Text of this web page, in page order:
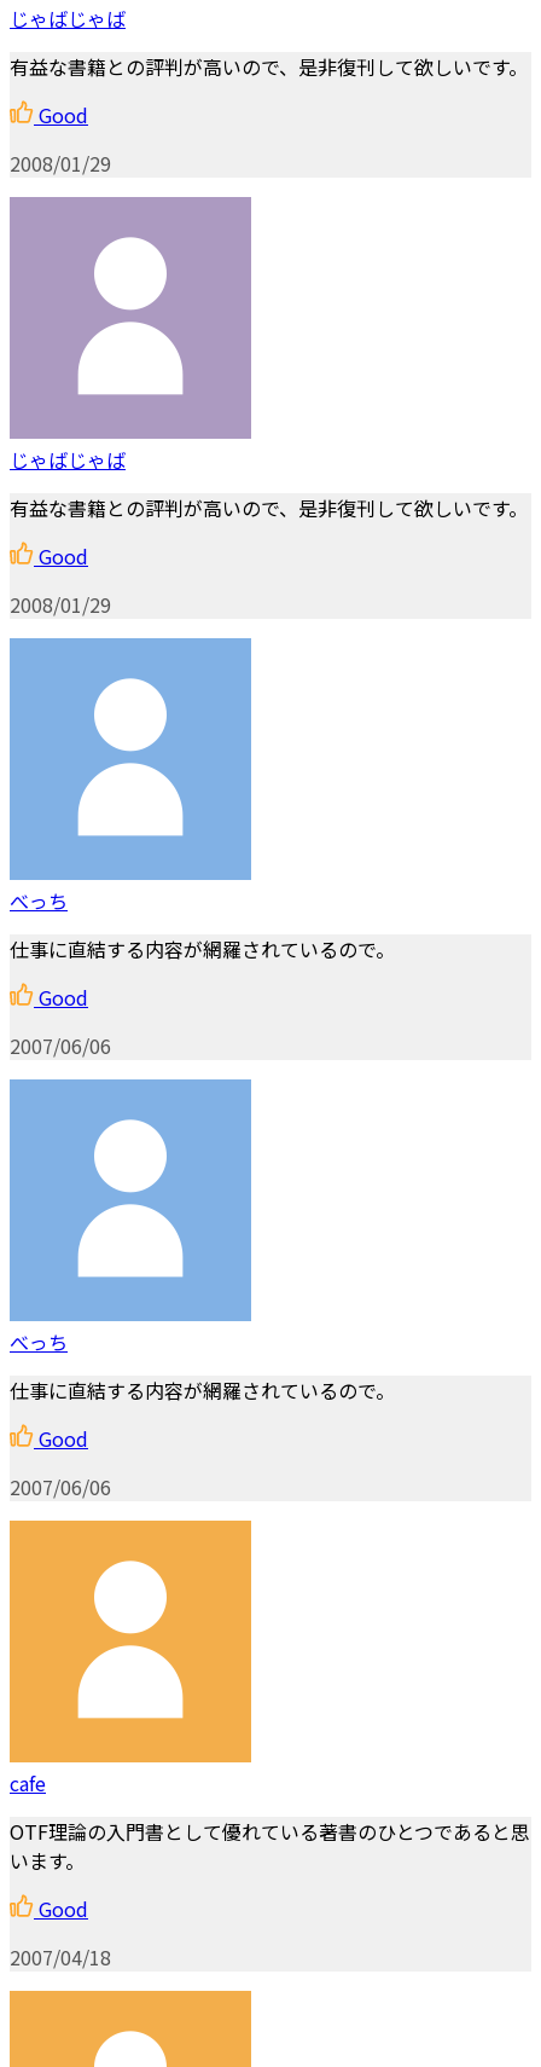
じゃばじゃば
有益な書籍との評判が高いので、是非復刊して欲しいです。
Good
2008/01/29
じゃばじゃば
有益な書籍との評判が高いので、是非復刊して欲しいです。
Good
2008/01/29
べっち
仕事に直結する内容が網羅されているので。
Good
2007/06/06
べっち
仕事に直結する内容が網羅されているので。
Good
2007/06/06
cafe
OTF理論の入門書として優れている著書のひとつであると思
います。
Good
2007/04/18